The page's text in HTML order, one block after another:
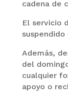
cadena de
El servicio
Además,
del
cualquier
apoyo o